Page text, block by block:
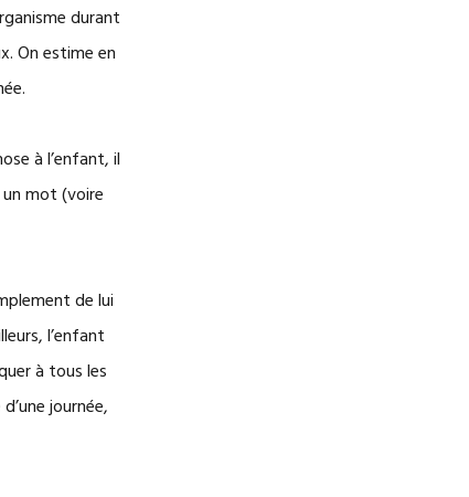
durant
On estime en
à l’enfant, il
mot (voire
de lui
l’enfant
à tous les
journée,